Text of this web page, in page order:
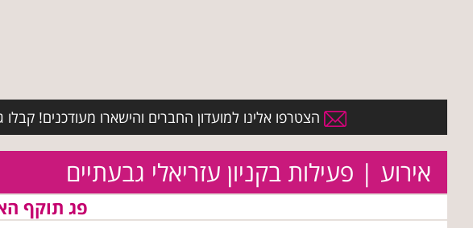
הצטרפו אלינו למועדון החברים והישארו מעודכנים! קבלו
אירוע | פעילות בקניון עזריאלי גבעתיים
פג תוקף